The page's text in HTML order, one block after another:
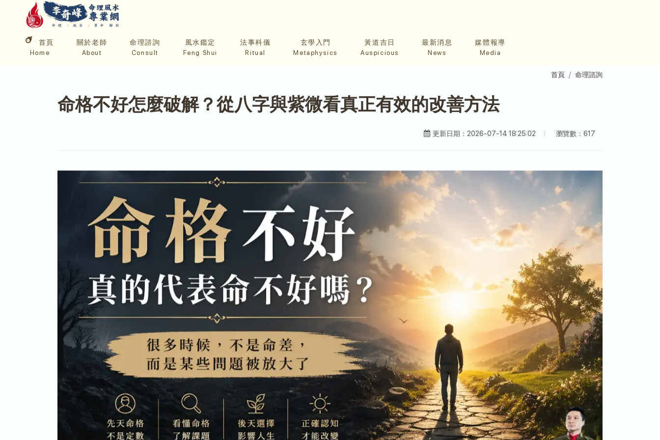
首頁
Home
關於老師
About
命理諮詢
Consult
風水鑑定
Feng Shui
法事科儀
Ritual
玄學入門
Metaphysics
黃道吉日
Auspicious
最新消息
News
媒體報導
Media
首頁 命理諮詢
命格不好怎麼破解？從八字與紫微看真正有效的改善方法
更新日期：2026-07-14 18:25:02 瀏覽數：617